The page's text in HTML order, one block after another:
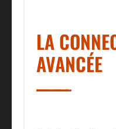
LA
AVANCÉE